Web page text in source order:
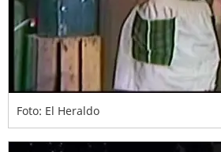
Foto: El Heraldo